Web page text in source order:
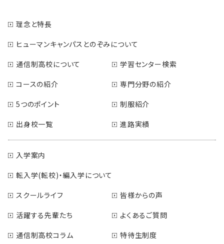
理念と特長
ヒューマンキャンパスとのぞみについて
通信制高校について
学習センター検索
コースの紹介
専門分野の紹介
5つのポイント
制服紹介
出身校一覧
進路実績
入学案内
転入学(転校)・編入学について
スクールライフ
皆様からの声
活躍する先輩たち
よくあるご質問
通信制高校コラム
特待生制度